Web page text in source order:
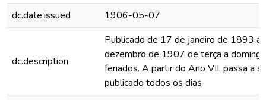
dc.date.issued
1906-05-07
dc.description
Publicado de 17 de janeiro de 1893 a
dezembro de 1907 de terça a
feriados. A partir do Ano VII, passa a
publicado todos os dias